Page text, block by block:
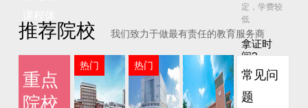
系
等方面的
知识
定，学费较
低
拿证时
间?
无论专科还
要至少2.5
推荐院校 我们致力于做最有责任的教育服务商
重点
院校
热门 热门
常见问
题